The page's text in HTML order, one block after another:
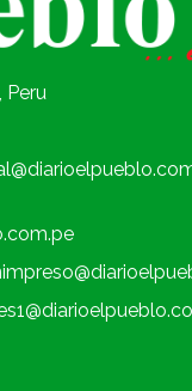
Peru